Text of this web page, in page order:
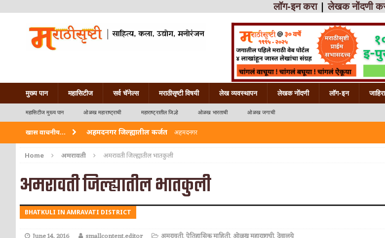
लॉग-इन करा|लेखक नोंदणी
मुख्य पान महासिटीज सर्व चॅनेल्स मराठीसृष्टी विषयी लेख व्यवस्थापन लेखक नोंदणी लॉग-इन
महासिटीज मुख्य पान ओळख महाराष्ट्राची महाराष्ट्रातील जिल्हे ओळख भारताची ओळख जगाची
खास वाचनीय... अहमदनगर जिल्ह्यातील कर्जत अहमदनगर
विदर्भ जिल्हयातील मुख्यालय अकोला
अहमदपूर – लातूर जिल्ह्यातील महत्त्वाचे शहर
सोलापूर जिल्ह्यातील अकलूज ओळख महाराष्ट्राची
गडचिरोली जिल्ह्यातील आदिवासींचे ‘ढोल’ नृत्य
Home अमरावती अमरावती जिल्ह्यातील भातकुली
अमरावती जिल्ह्यातील भातकुली
BHATKULI IN AMRAVATI DISTRICT